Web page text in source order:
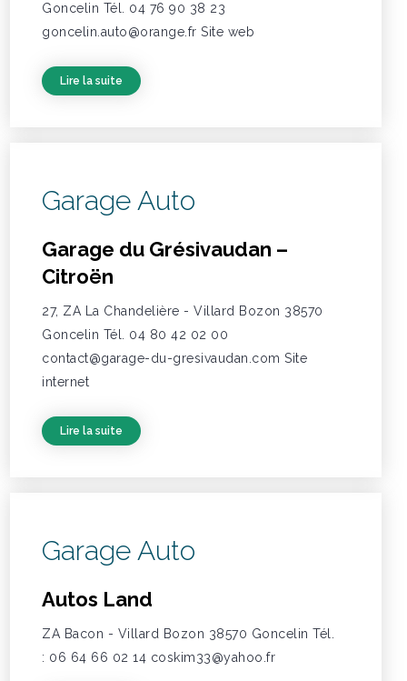
Goncelin Tél. 04 76 90 38 23
goncelin.auto@orange.fr Site web
Lire la suite
Garage Auto
Garage du Grésivaudan –
Citroën
27, ZA La Chandelière - Villard Bozon 38570
Goncelin Tél. 04 80 42 02 00
contact@garage-du-gresivaudan.com Site
internet
Lire la suite
Garage Auto
Autos Land
ZA Bacon - Villard Bozon 38570 Goncelin Tél.
: 06 64 66 02 14 coskim33@yahoo.fr